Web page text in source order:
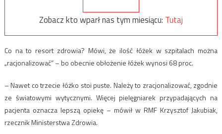
Zobacz kto wparł nas tym miesiącu: Tutaj
Co na to resort zdrowia? Mówi, że ilość łóżek w szpitalach można
„racjonalizować” – bo obecnie obłożenie łóżek wynosi 68 proc.
– Nawet co trzecie łóżko stoi puste. Należy to zracjonalizować, zgodnie
ze światowymi wytycznymi. Więcej pielęgniarek przypadających na
pacjenta oznacza lepszą opiekę – mówił w RMF Krzysztof Jakubiak,
rzecznik Ministerstwa Zdrowia.